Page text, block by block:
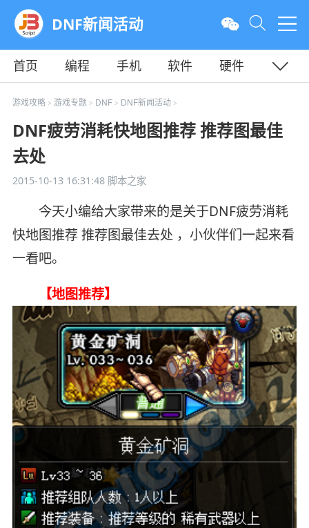
DNF新闻活动
首页 编程 手机 软件
硬件
教程
平面 服务器
游戏攻略> 游戏专题 > DNF> DNF新闻活动 >
DNF疲劳消耗快地图推荐 推荐图最佳
去处
2015-10-13 16:31:48脚本之家
今天小编给大家带来的是关于DNF疲劳消耗
快地图推荐 推荐图最佳去处 ，小伙伴们一起来看
一看吧。
【地图推荐】